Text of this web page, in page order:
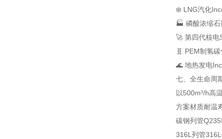
❄️ LNG汽化
🏭 磷酸浓缩石
🚀 第四代核电
🧬 PEM制氢碳
🌊 地热发电
七、全生命周
以500m³/h高
方案材质耐温
碳钢列管
316L列管316L